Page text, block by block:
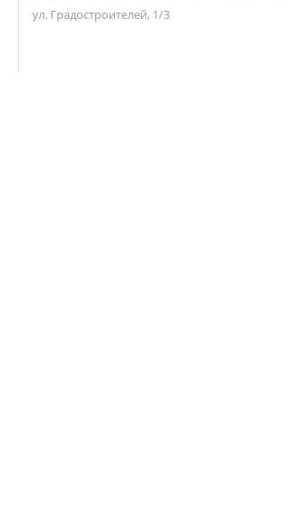
ул. Градостроителей, 1/3